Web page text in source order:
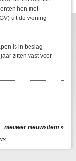
hen met
uit de woning
is in beslag
zitten vast voor
nieuwer nieuwsitem »